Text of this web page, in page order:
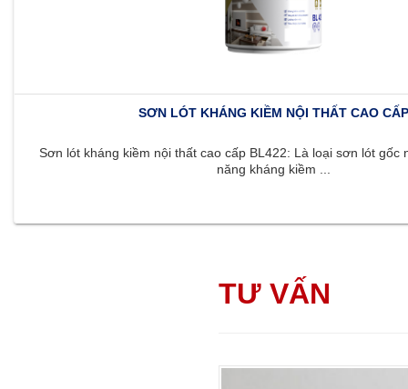
SƠN LÓT KHÁNG KIỀM NỘI THẤT CAO CẤP
Sơn lót kháng kiềm nội thất cao cấp BL422: Là loại sơn lót gốc
năng kháng kiềm ...
TƯ VẤN